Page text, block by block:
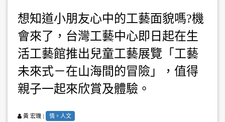
想知道小朋友心中的工藝面貌嗎?機
會來了，台灣工藝中心即日起在生
活工藝館推出兒童工藝展覽「工藝
未來式－在山海間的冒險」，值得
親子一起來欣賞及體驗。
黃 宏璣 | 情。人文